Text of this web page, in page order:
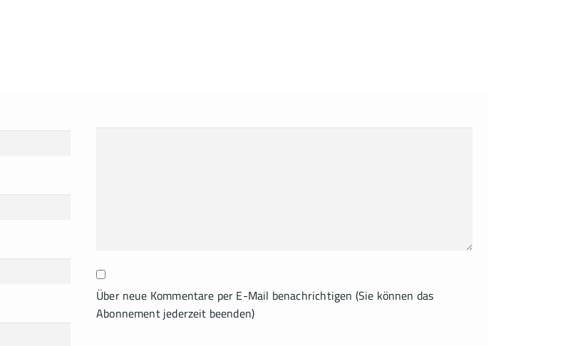
Über neue Kommentare per E-Mail benachrichtigen (Sie können das
Abonnement jederzeit beenden)